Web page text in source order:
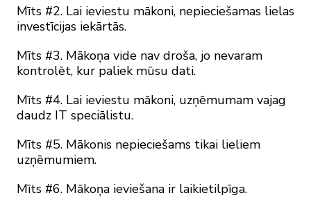
Mīts #2. Lai ieviestu mākoni, nepieciešamas lielas
investīcijas iekārtās.
Mīts #3. Mākoņa vide nav droša, jo nevaram
kontrolēt, kur paliek mūsu dati.
Mīts #4. Lai ieviestu mākoni, uzņēmumam vajag
daudz IT speciālistu.
Mīts #5. Mākonis nepieciešams tikai lieliem
uzņēmumiem.
Mīts #6. Mākoņa ieviešana ir laikietilpīga.